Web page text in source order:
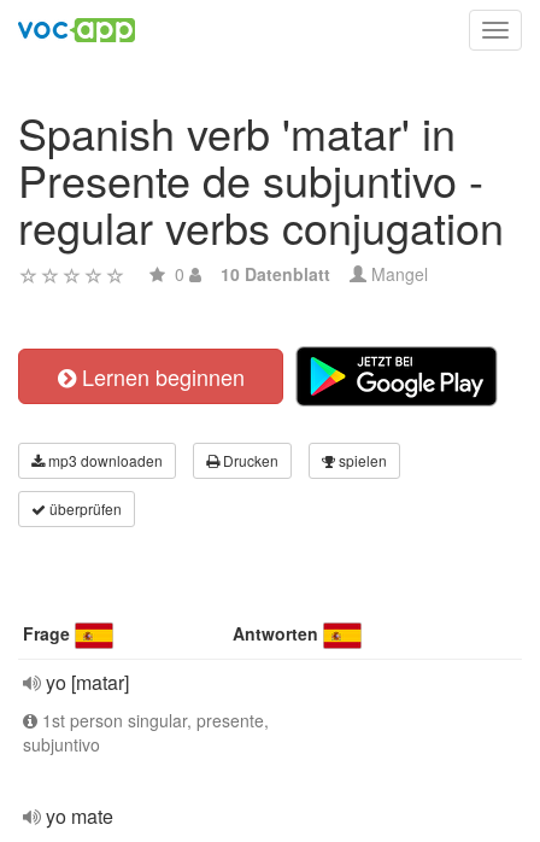
Spanish verb 'matar' in
Presente de subjuntivo -
regular verbs conjugation
0 10 Datenblatt Mangel
Lernen beginnen
mp3 downloaden Drucken spielen
überprüfen
Frage Antworten
yo [matar]
1st person singular, presente,
subjuntivo
yo mate